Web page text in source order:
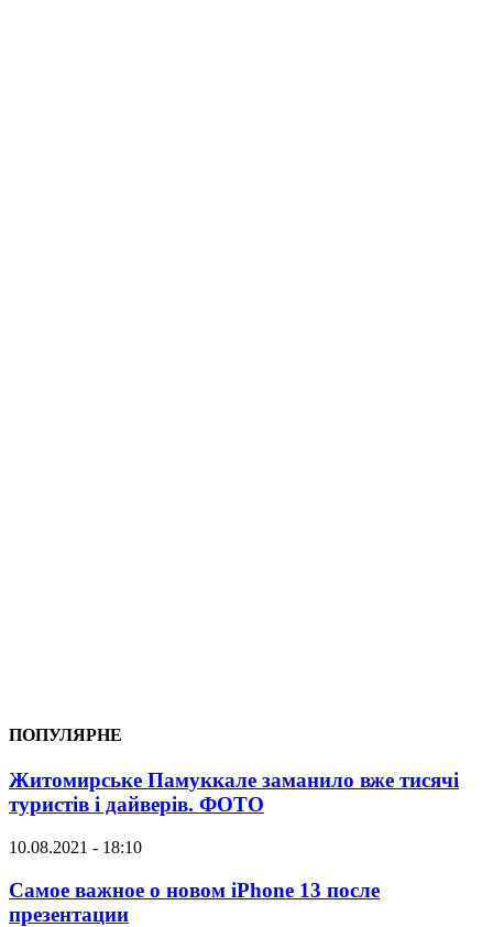
ПОПУЛЯРНЕ
Житомирське Памуккале заманило вже тисячі
туристів і дайверів. ФОТО
10.08.2021 - 18:10
Самое важное о новом iPhone 13 после
презентации